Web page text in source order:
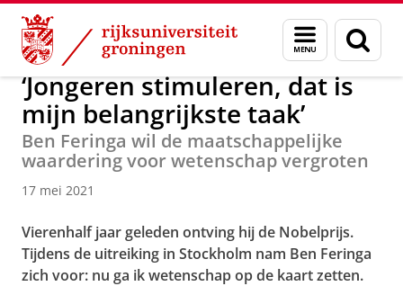
Skip
Content
Skip
Navigation
Menu
en
zoeken
Over ons Actueel Nieuws Nieuwsberichten
‘Jongeren stimuleren, dat is
mijn belangrijkste taak’
Ben Feringa wil de maatschappelijke
waardering voor wetenschap vergroten
17 mei 2021
Vierenhalf jaar geleden ontving hij de Nobelprijs.
Tijdens de uitreiking in Stockholm nam Ben Feringa
zich voor: nu ga ik wetenschap op de kaart zetten.